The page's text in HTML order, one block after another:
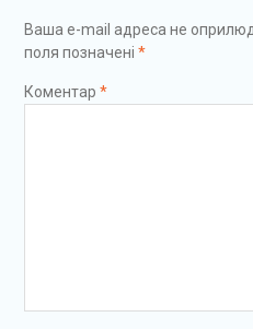
Ваша e-mail адреса не
поля позначені *
Коментар *